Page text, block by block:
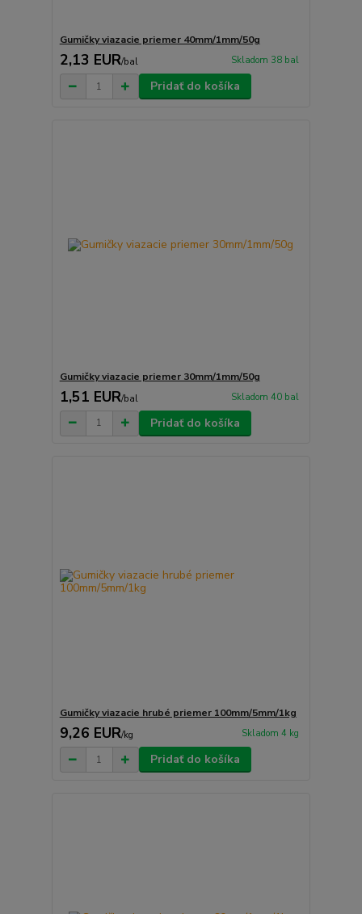
Gumičky viazacie priemer 40mm/1mm/50g
2,13 EUR/bal Skladom 38 bal
Pridať do košíka
Gumičky viazacie priemer 30mm/1mm/50g
1,51 EUR/bal Skladom 40 bal
Pridať do košíka
Gumičky viazacie hrubé priemer 100mm/5mm/1kg
9,26 EUR/kg Skladom 4 kg
Pridať do košíka